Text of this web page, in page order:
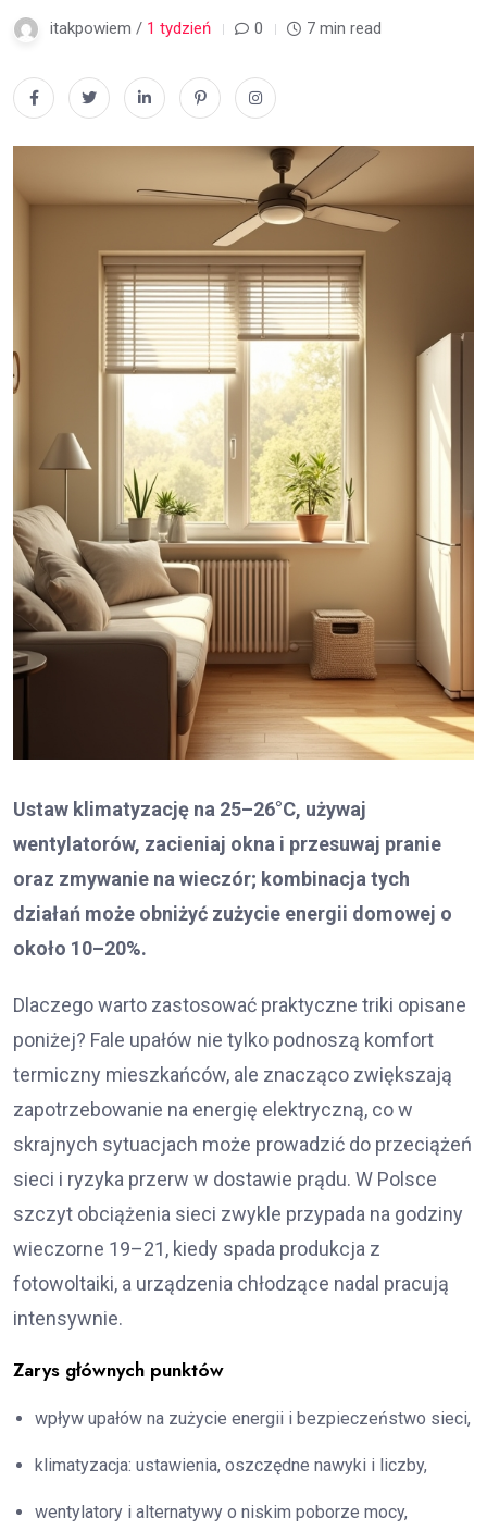
itakpowiem / 1 tydzień 0 7 min read
Ustaw klimatyzację na 25–26°C, używaj
wentylatorów, zacieniaj okna i przesuwaj pranie
oraz zmywanie na wieczór; kombinacja tych
działań może obniżyć zużycie energii domowej o
około 10–20%.
Dlaczego warto zastosować praktyczne triki opisane
poniżej? Fale upałów nie tylko podnoszą komfort
termiczny mieszkańców, ale znacząco zwiększają
zapotrzebowanie na energię elektryczną, co w
skrajnych sytuacjach może prowadzić do przeciążeń
sieci i ryzyka przerw w dostawie prądu. W Polsce
szczyt obciążenia sieci zwykle przypada na godziny
wieczorne 19–21, kiedy spada produkcja z
fotowoltaiki, a urządzenia chłodzące nadal pracują
intensywnie.
Zarys głównych punktów
wpływ upałów na zużycie energii i bezpieczeństwo sieci,
klimatyzacja: ustawienia, oszczędne nawyki i liczby,
wentylatory i alternatywy o niskim poborze mocy,